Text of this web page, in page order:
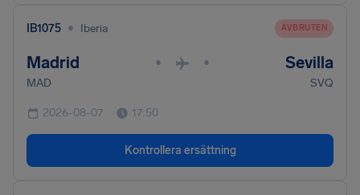
IB1075 • Iberia AVBRUTEN
Madrid • • Sevilla
MAD SVQ
2026-08-07 17:50
Kontrollera ersättning